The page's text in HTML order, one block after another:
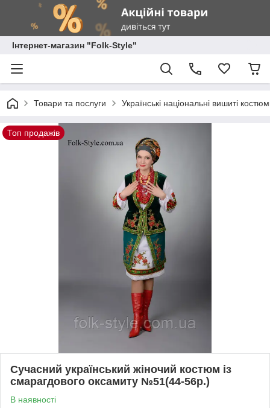
Інтернет-магазин "Folk-Style"
Товари та послуги Українські національні вишиті
Топ продажів
Сучасний український жіночий костюм із
смарагдового оксамиту №51(44-56р.)
В наявності